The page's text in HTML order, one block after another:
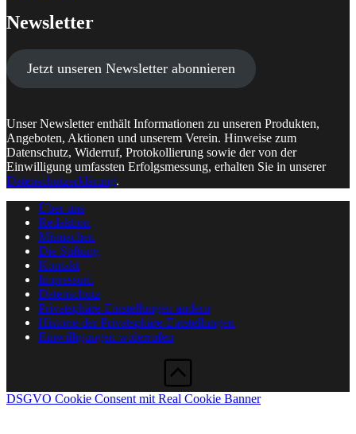
Newsletter
Jetzt unseren Newsletter abonnieren
Unser Newsletter enthält Informationen zu unseren Produkten,
Angeboten, Aktionen und unserem Verein. Hinweise zum
Datenschutz, Widerruf, Protokollierung sowie der von der
Einwilligung umfassten Erfolgsmessung, erhalten Sie in unserer
Datenschutzerklärung.
Über uns
Redaktion
Mitmachen
Die Stiftung
Kontakt
Impressum
Datenschutz
Privatsphäre-Einstellungen ändern
Historie der Privatsphäre-Einstellungen
Einwilligungen widerrufen
DSGVO Cookie Consent mit Real Cookie Banner